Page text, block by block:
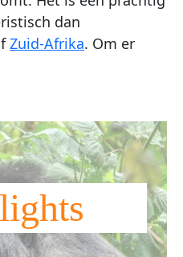
dan
Zuid-Afrika. Om er